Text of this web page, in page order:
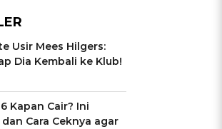
Usir Mees Hilgers:
Dia Kembali ke Klub!
Kapan Cair? Ini
Cara Ceknya agar